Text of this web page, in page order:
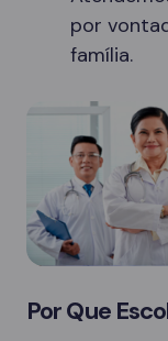
por
família.
Por Que